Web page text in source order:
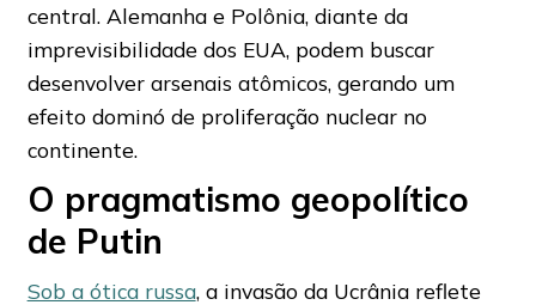
central. Alemanha e Polônia, diante da
imprevisibilidade dos EUA, podem buscar
desenvolver arsenais atômicos, gerando um
efeito dominó de proliferação nuclear no
continente.
O pragmatismo geopolítico
de Putin
Sob a ótica russa, a invasão da Ucrânia reflete